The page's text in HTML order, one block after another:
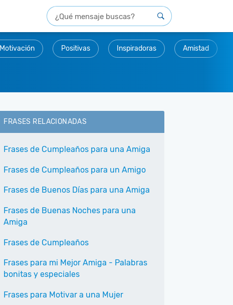
Motivación Positivas Inspiradoras Amistad
FRASES RELACIONADAS
Frases de Cumpleaños para una Amiga
Frases de Cumpleaños para un Amigo
Frases de Buenos Días para una Amiga
Frases de Buenas Noches para una
Amiga
Frases de Cumpleaños
Frases para mi Mejor Amiga - Palabras
bonitas y especiales
Frases para Motivar a una Mujer